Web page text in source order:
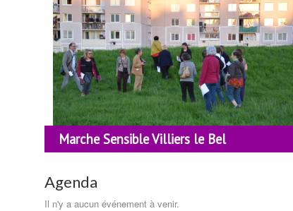
Marche Sensible Villiers le Bel
Agenda
Il n'y a aucun événement à venir.